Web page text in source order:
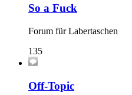
So a Fuck
Forum für Labertaschen
135
Off-Topic